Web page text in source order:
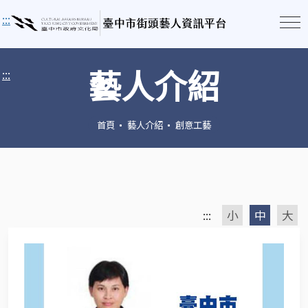
:::
::: 藝人介紹
首頁 藝人介紹 創意工藝
::: 小 中 大